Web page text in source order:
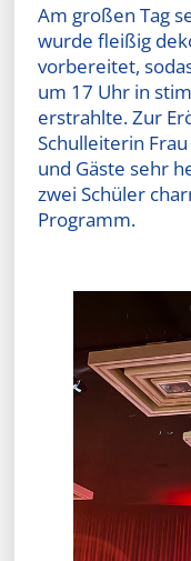
Am großen Tag
wurde fleißig
vorbereitet,
um 17 Uhr in
erstrahlte. Zur
Schulleiterin
und Gäste sehr
zwei Schüler
Programm.